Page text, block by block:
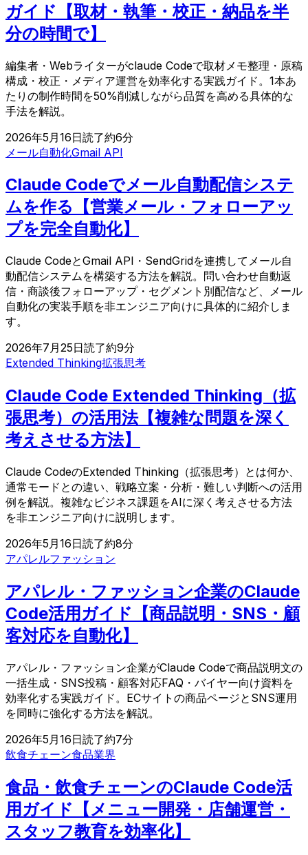
ガイド【取材・執筆・校正・納品を半
分の時間で】
編集者・Webライターがclaude Codeで取材メモ整理・原稿
構成・校正・メディア運営を効率化する実践ガイド。1本あ
たりの制作時間を50%削減しながら品質を高める具体的な
手法を解説。
2026年5月16日読了約6分
メール自動化Gmail API
Claude Codeでメール自動配信システ
ムを作る【営業メール・フォローアッ
プを完全自動化】
Claude CodeとGmail API・SendGridを連携してメール自
動配信システムを構築する方法を解説。問い合わせ自動返
信・商談後フォローアップ・セグメント別配信など、メール
自動化の実装手順を非エンジニア向けに具体的に紹介しま
す。
2026年7月25日読了約9分
Extended Thinking拡張思考
Claude Code Extended Thinking（拡
張思考）の活用法【複雑な問題を深く
考えさせる方法】
Claude CodeのExtended Thinking（拡張思考）とは何か、
通常モードとの違い、戦略立案・分析・難しい判断への活用
例を解説。複雑なビジネス課題をAIに深く考えさせる方法
を非エンジニア向けに説明します。
2026年5月16日読了約8分
アパレルファッション
アパレル・ファッション企業のClaude
Code活用ガイド【商品説明・SNS・顧
客対応を自動化】
アパレル・ファッション企業がClaude Codeで商品説明文の
一括生成・SNS投稿・顧客対応FAQ・バイヤー向け資料を
効率化する実践ガイド。ECサイトの商品ページとSNS運用
を同時に強化する方法を解説。
2026年5月16日読了約7分
飲食チェーン食品業界
食品・飲食チェーンのClaude Code活
用ガイド【メニュー開発・店舗運営・
スタッフ教育を効率化】